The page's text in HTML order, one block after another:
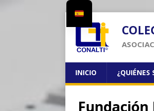
INICIO ¿QUIÉNES
Fundación